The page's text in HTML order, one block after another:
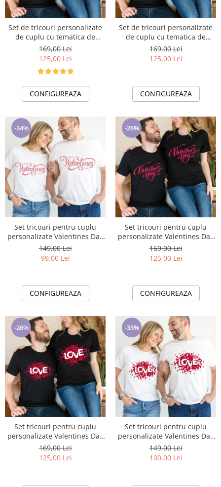
Set de tricouri personalizate
de cuplu cu tematica de
Craciun, Merry Christmas
1347black
169,00 Lei
125,00 Lei
CONFIGUREAZA
Set de tricouri personalizate
de cuplu cu tematica de
Craciun, Merry Christmas
1348black
169,00 Lei
125,00 Lei
CONFIGUREAZA
-34%
Set tricouri pentru cuplu
personalizate Valentines Day
VD2401
149,00 Lei
99,00 Lei
CONFIGUREAZA
-26%
Set tricouri pentru cuplu
personalizate Valentines Day
VD2402
169,00 Lei
125,00 Lei
CONFIGUREAZA
-26%
Set tricouri pentru cuplu
personalizate Valentines Day
VD2403 LOVE
169,00 Lei
125,00 Lei
-33%
Set tricouri pentru cuplu
personalizate Valentines Day
VD2403W LOVE
149,00 Lei
100,00 Lei